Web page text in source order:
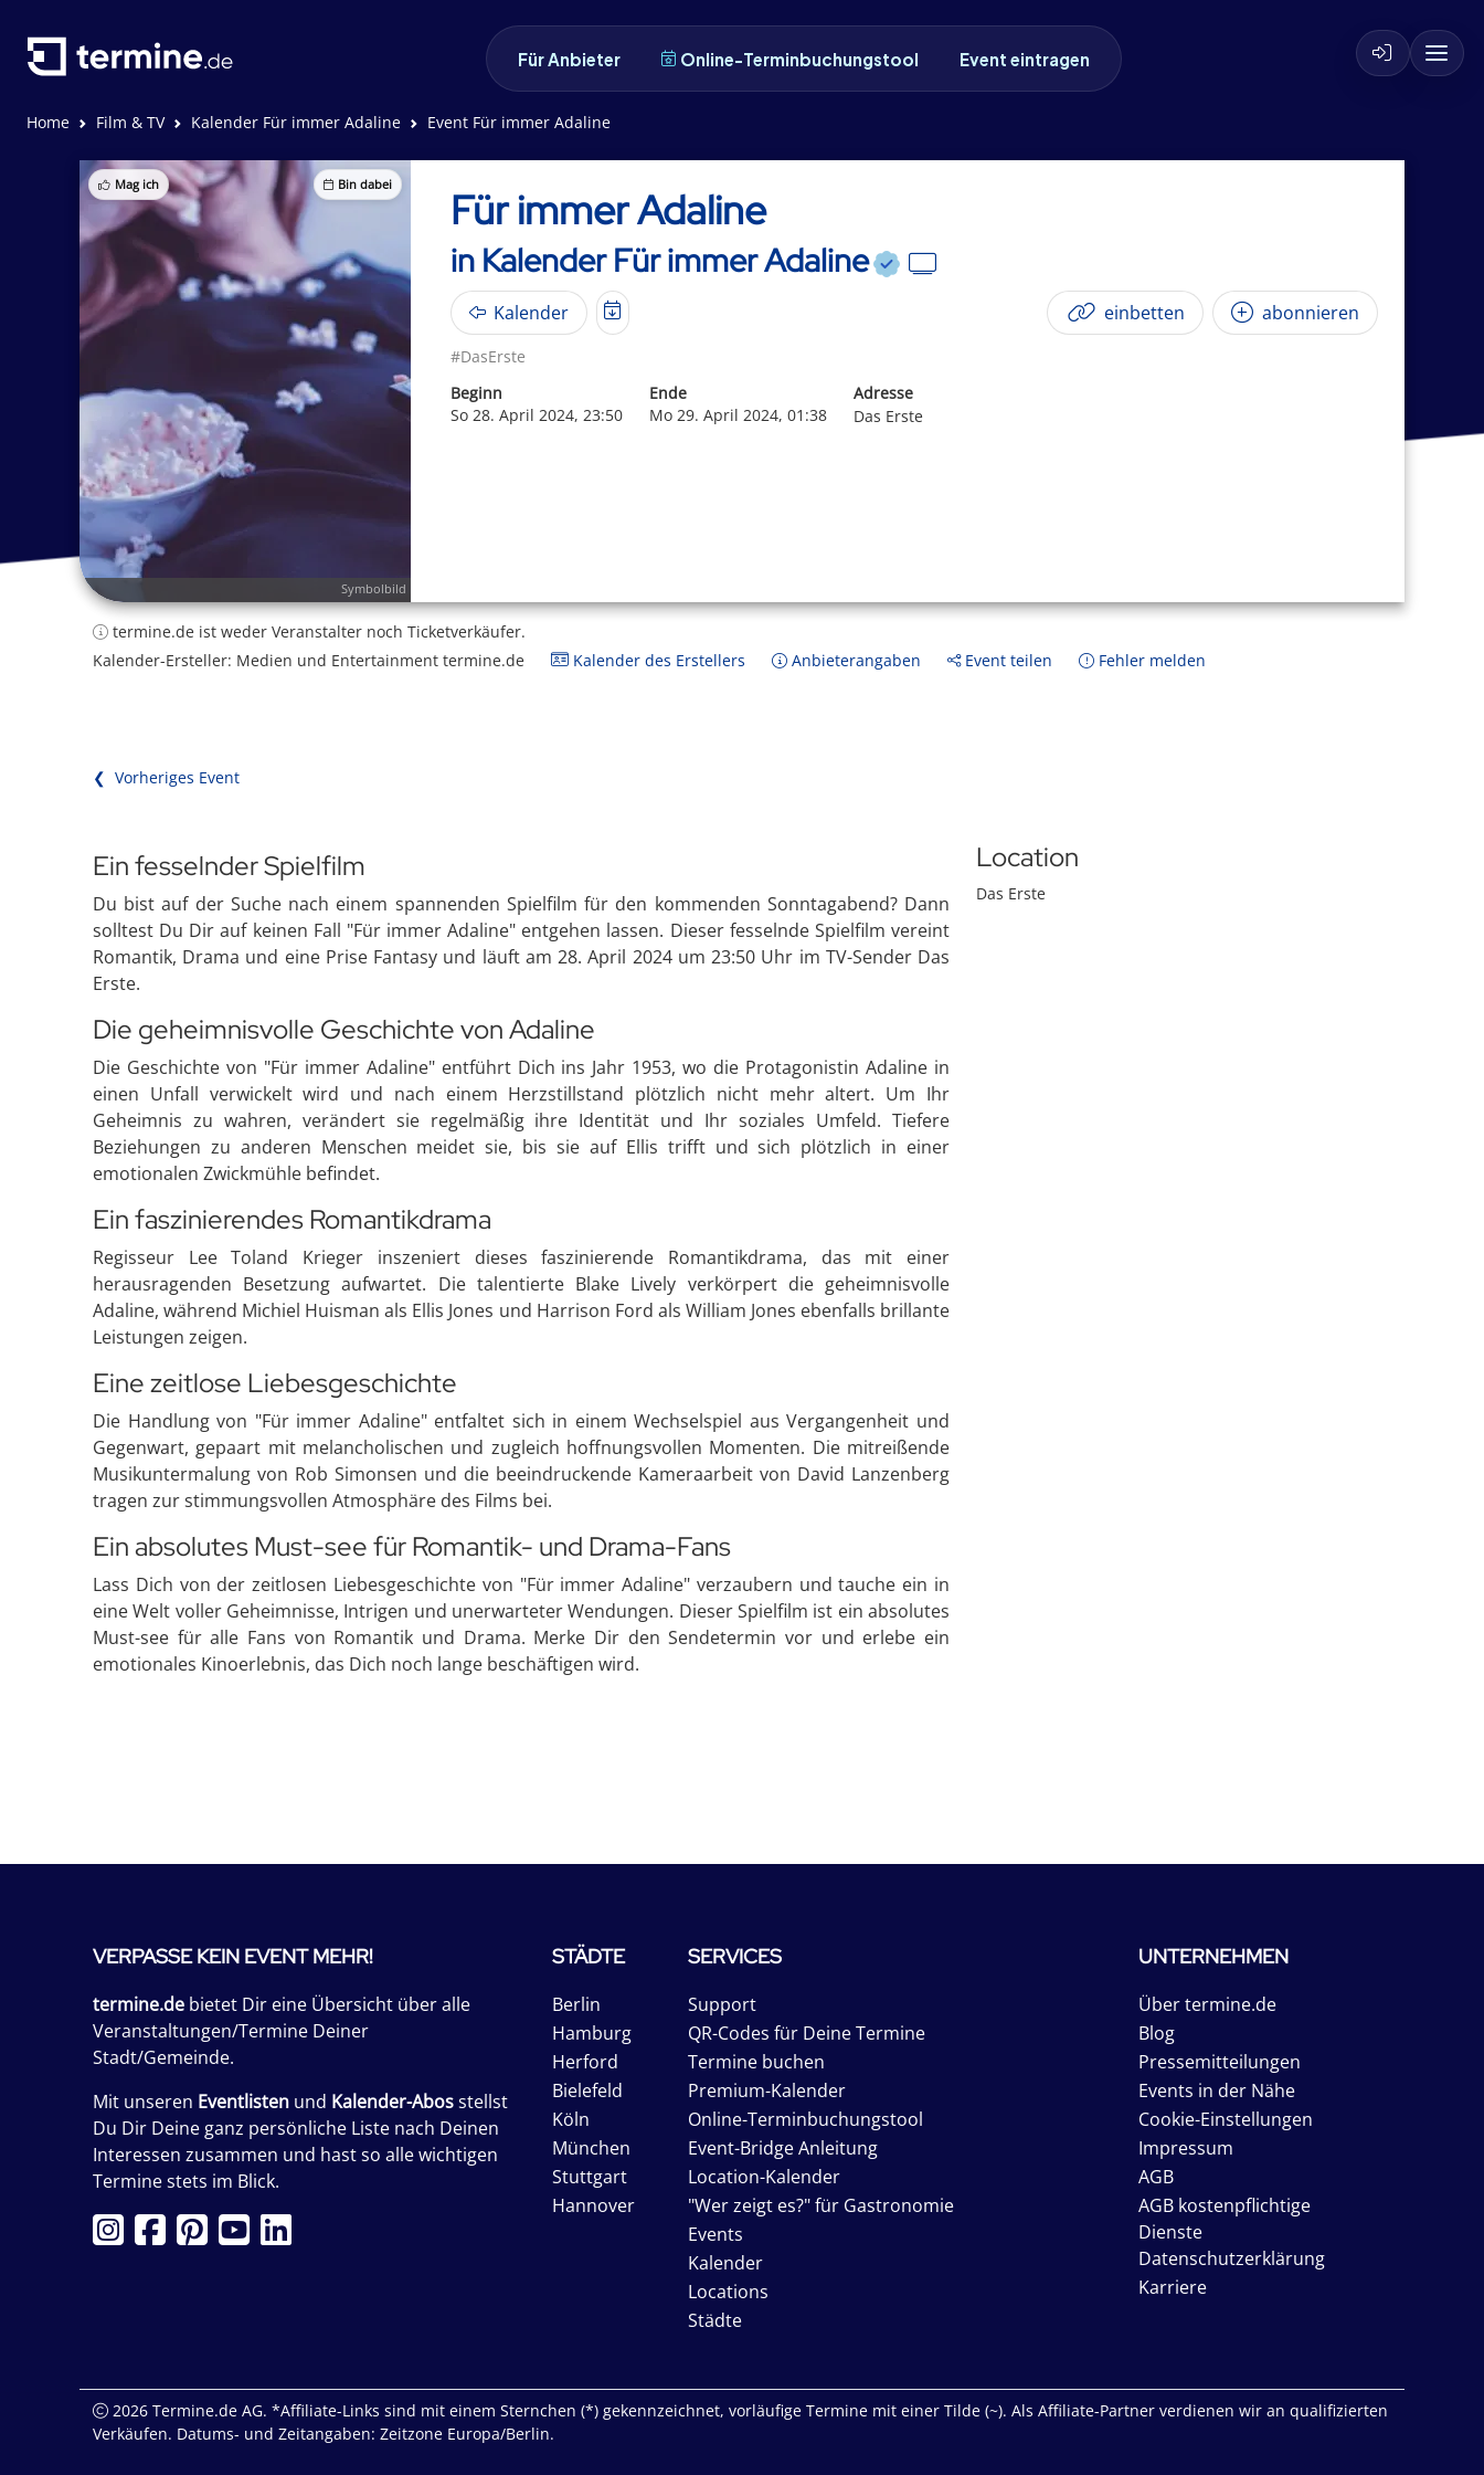
Für Anbieter Online-Terminbuchungstool Event eintragen
Home Film & TV Kalender Für immer Adaline Event Für immer Adaline
Mag ich Bin dabei
Symbolbild
Für immer Adaline
in Kalender Für immer Adaline
Kalender einbetten abonnieren
#DasErste
Beginn
So 28. April 2024, 23:50
Ende
Mo 29. April 2024, 01:38
Adresse
Das Erste
termine.de ist weder Veranstalter noch Ticketverkäufer.
Kalender-Ersteller: Medien und Entertainment termine.de
Kalender des Erstellers Anbieterangaben Event teilen Fehler melden
❮ Vorheriges Event
Ein fesselnder Spielfilm
Du bist auf der Suche nach einem spannenden Spielfilm für den kommenden Sonntagabend? Dann
solltest Du Dir auf keinen Fall "Für immer Adaline" entgehen lassen. Dieser fesselnde Spielfilm vereint
Romantik, Drama und eine Prise Fantasy und läuft am 28. April 2024 um 23:50 Uhr im TV-Sender Das
Erste.
Die geheimnisvolle Geschichte von Adaline
Die Geschichte von "Für immer Adaline" entführt Dich ins Jahr 1953, wo die Protagonistin Adaline in
einen Unfall verwickelt wird und nach einem Herzstillstand plötzlich nicht mehr altert. Um Ihr
Geheimnis zu wahren, verändert sie regelmäßig ihre Identität und Ihr soziales Umfeld. Tiefere
Beziehungen zu anderen Menschen meidet sie, bis sie auf Ellis trifft und sich plötzlich in einer
emotionalen Zwickmühle befindet.
Ein faszinierendes Romantikdrama
Regisseur Lee Toland Krieger inszeniert dieses faszinierende Romantikdrama, das mit einer
herausragenden Besetzung aufwartet. Die talentierte Blake Lively verkörpert die geheimnisvolle
Adaline, während Michiel Huisman als Ellis Jones und Harrison Ford als William Jones ebenfalls brillante
Leistungen zeigen.
Eine zeitlose Liebesgeschichte
Die Handlung von "Für immer Adaline" entfaltet sich in einem Wechselspiel aus Vergangenheit und
Gegenwart, gepaart mit melancholischen und zugleich hoffnungsvollen Momenten. Die mitreißende
Musikuntermalung von Rob Simonsen und die beeindruckende Kameraarbeit von David Lanzenberg
tragen zur stimmungsvollen Atmosphäre des Films bei.
Ein absolutes Must-see für Romantik- und Drama-Fans
Lass Dich von der zeitlosen Liebesgeschichte von "Für immer Adaline" verzaubern und tauche ein in
eine Welt voller Geheimnisse, Intrigen und unerwarteter Wendungen. Dieser Spielfilm ist ein absolutes
Must-see für alle Fans von Romantik und Drama. Merke Dir den Sendetermin vor und erlebe ein
emotionales Kinoerlebnis, das Dich noch lange beschäftigen wird.
Location
Das Erste
VERPASSE KEIN EVENT MEHR!
termine.de bietet Dir eine Übersicht über alle
Veranstaltungen/Termine Deiner
Stadt/Gemeinde.
Mit unseren Eventlisten und Kalender-Abosstellst
Du Dir Deine ganz persönliche Liste nach Deinen
Interessen zusammen und hast so alle wichtigen
Termine stets im Blick.
STÄDTE
Berlin
Hamburg
Herford
Bielefeld
Köln
München
Stuttgart
Hannover
SERVICES
Support
QR-Codes für Deine Termine
Termine buchen
Premium-Kalender
Online-Terminbuchungstool
Event-Bridge Anleitung
Location-Kalender
"Wer zeigt es?" für Gastronomie
Events
Kalender
Locations
Städte
UNTERNEHMEN
Über termine.de
Blog
Pressemitteilungen
Events in der Nähe
Cookie-Einstellungen
Impressum
AGB
AGB kostenpflichtige
Dienste
Datenschutzerklärung
Karriere
2026 Termine.de AG. *Affiliate-Links sind mit einem Sternchen (*) gekennzeichnet, vorläufige Termine mit einer Tilde (~). Als Affiliate-Partner verdienen wir an qualifizierten
Verkäufen. Datums- und Zeitangaben: Zeitzone Europa/Berlin.